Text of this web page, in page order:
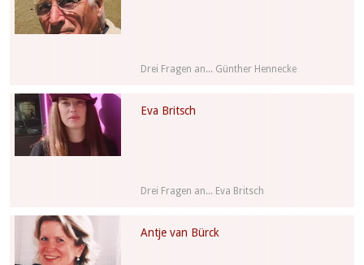
Drei Fragen an... Günther Hennecke
Eva Britsch
Drei Fragen an... Eva Britsch
Antje van Bürck